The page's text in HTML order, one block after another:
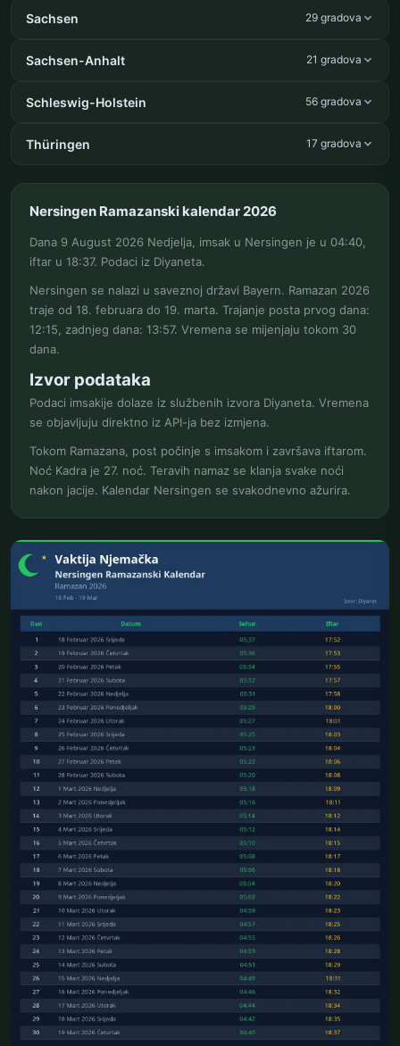
Sachsen 29 gradova
Sachsen-Anhalt 21 gradova
Schleswig-Holstein 56 gradova
Thüringen 17 gradova
Nersingen Ramazanski kalendar 2026
Dana 9 August 2026 Nedjelja, imsak u Nersingen je u 04:40,
iftar u 18:37. Podaci iz Diyaneta.
Nersingen se nalazi u saveznoj državi Bayern. Ramazan 2026
traje od 18. februara do 19. marta. Trajanje posta prvog dana:
12:15, zadnjeg dana: 13:57. Vremena se mijenjaju tokom 30
dana.
Izvor podataka
Podaci imsakije dolaze iz službenih izvora Diyaneta. Vremena
se objavljuju direktno iz API-ja bez izmjena.
Tokom Ramazana, post počinje s imsakom i završava iftarom.
Noć Kadra je 27. noć. Teravih namaz se klanja svake noći
nakon jacije. Kalendar Nersingen se svakodnevno ažurira.